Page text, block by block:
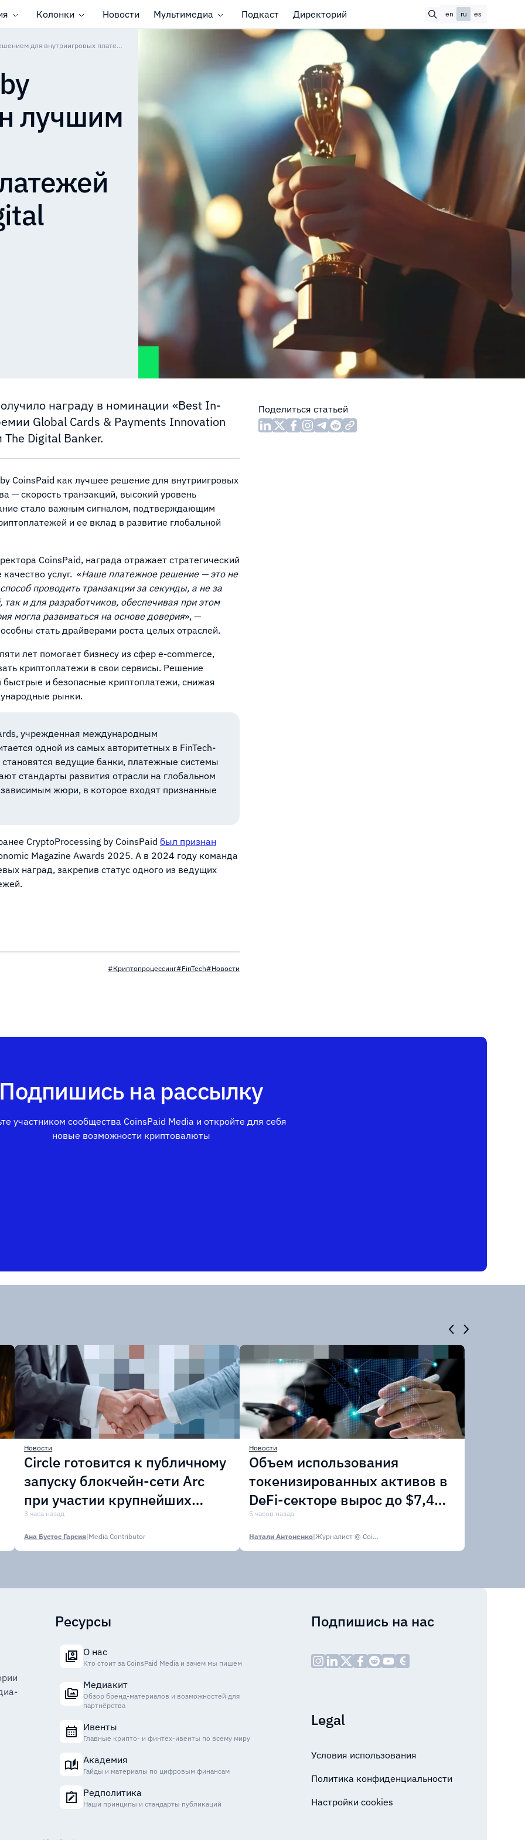
Колонки Новости Мультимедиа Подкаст Директорий en ru es
CryptoProcessing by CoinsPaid признан лучшим решением для внутриигровых платежей по версии The Digital Banker
лучшим
награду в номинации «Best In-
Global Cards & Payments Innovation
Digital Banker.
CoinsPaid как лучшее решение для внутриигровых
— скорость транзакций, высокий уровень
стало важным сигналом, подтверждающим
и ее вклад в развитие глобальной
CoinsPaid, награда отражает стратегический
услуг. «Наше платежное решение — это не
проводить транзакции за секунды, а не за
и для разработчиков, обеспечивая при этом
могла развиваться на основе доверия», —
стать драйверами роста целых отраслей.
лет помогает бизнесу из сфер e-commerce,
криптоплатежи в свои сервисы. Решение
быстрые и безопасные криптоплатежи, снижая
рынки.
учрежденная международным
одной из самых авторитетных в FinTech-
ведущие банки, платежные системы
стандарты развития отрасли на глобальном
жюри, в которое входят признанные
CryptoProcessing by CoinsPaid был признан
Magazine Awards 2025. А в 2024 году команда
наград, закрепив статус одного из ведущих
Поделиться статьей
#Криптопроцессинг#FinTech#Новости
Подпишись на рассылку
участником сообщества CoinsPaid Media и откройте для себя
новые возможности криптовалюты
Новости
Circle готовится к публичному
запуску блокчейн-сети Arc
при участии крупнейших
финансовых организаций
3 часа назад
Ана Бустос Гарсия|Media Contributor
Новости
Объем использования
токенизированных активов в
DeFi-секторе вырос до $7,4
млрд
5 часов назад
Натали Антоненко| Журналист @ CoinsPaid Media
Ресурсы
О нас
Кто стоит за CoinsPaid Media и зачем мы пишем
Медиакит
Обзор бренд-материалов и возможностей для
партнёрства
Ивенты
Главные крипто- и финтех-ивенты по всему миру
Академия
Гайды и материалы по цифровым финансам
Редполитика
Наши принципы и стандарты публикаций
Подпишись на нас
Legal
Условия использования
Политика конфиденциальности
Настройки cookies